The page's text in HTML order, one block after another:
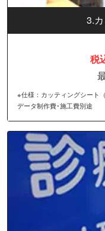
3.
税
※仕様：カッティングシート
データ制作費･施工費別途